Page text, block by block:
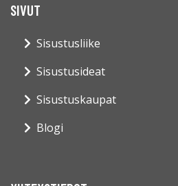
SIVUT
Sisustusliike
Sisustusideat
Sisustuskaupat
Blogi